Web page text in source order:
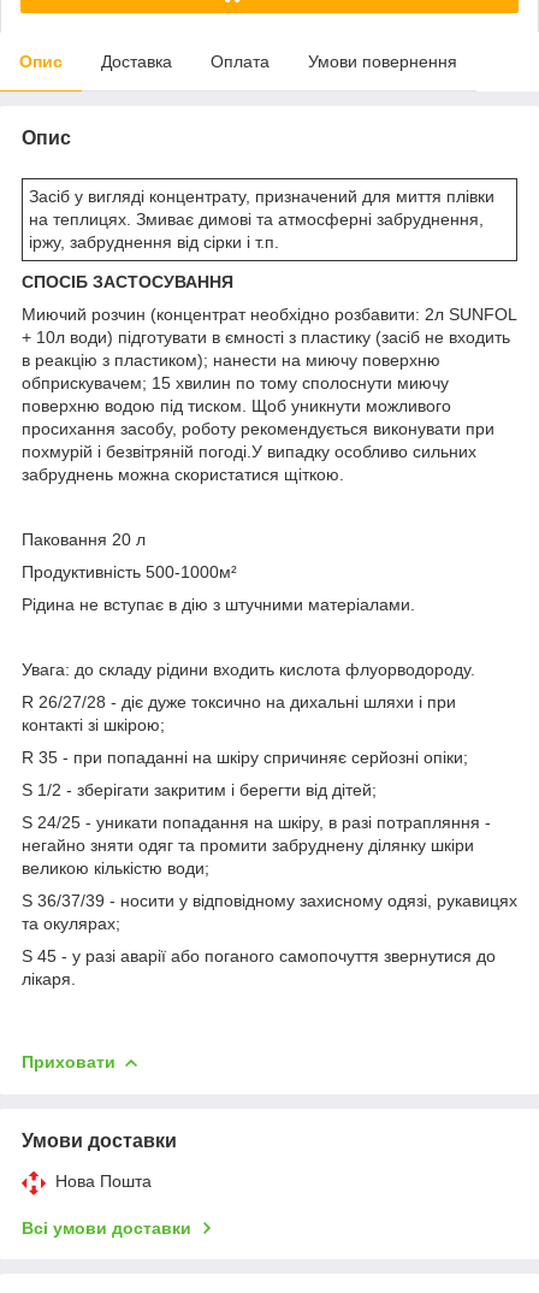
Опис Доставка Оплата Умови повернення
Опис
Засіб у вигляді концентрату, призначений для миття плівки
на теплицях. Змиває димові та атмосферні забруднення,
іржу, забруднення від сірки і т.п.
СПОСІБ ЗАСТОСУВАННЯ
Миючий розчин (концентрат необхідно розбавити: 2л SUNFOL
+ 10л води) підготувати в ємності з пластику (засіб не входить
в реакцію з пластиком); нанести на миючу поверхню
обприскувачем; 15 хвилин по тому сполоснути миючу
поверхню водою під тиском. Щоб уникнути можливого
просихання засобу, роботу рекомендується виконувати при
похмурій і безвітряній погоді.У випадку особливо сильних
забруднень можна скористатися щіткою.
Паковання 20 л
Продуктивність 500-1000м²
Рідина не вступає в дію з штучними матеріалами.
Увага: до складу рідини входить кислота флуорводороду.
R 26/27/28 - діє дуже токсично на дихальні шляхи і при
контакті зі шкірою;
R 35 - при попаданні на шкіру спричиняє серйозні опіки;
S 1/2 - зберігати закритим і берегти від дітей;
S 24/25 - уникати попадання на шкіру, в разі потрапляння -
негайно зняти одяг та промити забруднену ділянку шкіри
великою кількістю води;
S 36/37/39 - носити у відповідному захисному одязі, рукавицях
та окулярах;
S 45 - у разі аварії або поганого самопочуття звернутися до
лікаря.
Приховати
Умови доставки
Нова Пошта
Всі умови доставки